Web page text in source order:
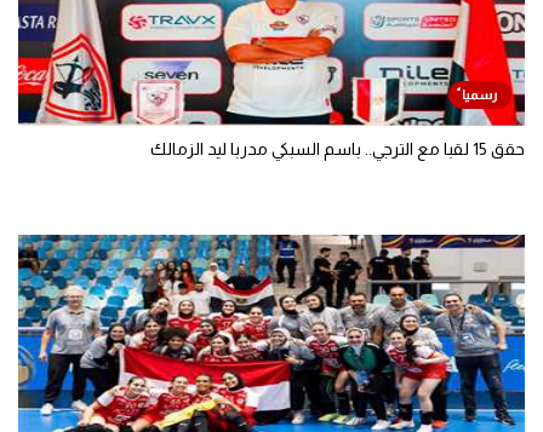
حقق 15 لقبا مع الترجي.. باسم السبكي مدربا ليد الزمالك